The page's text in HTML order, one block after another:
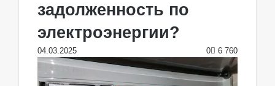
задолженность по
электроэнергии?
04.03.2025 0 6 760